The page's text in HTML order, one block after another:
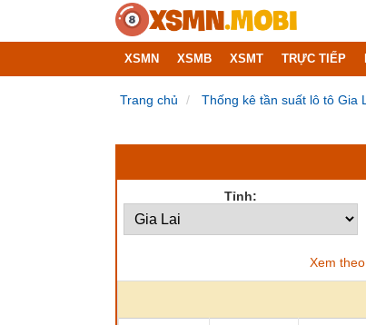
XSMN XSMB XSMT TRỰC TIẾP
Trang chủ Thống kê tần suất lô tô Gia
Tỉnh:
Xem